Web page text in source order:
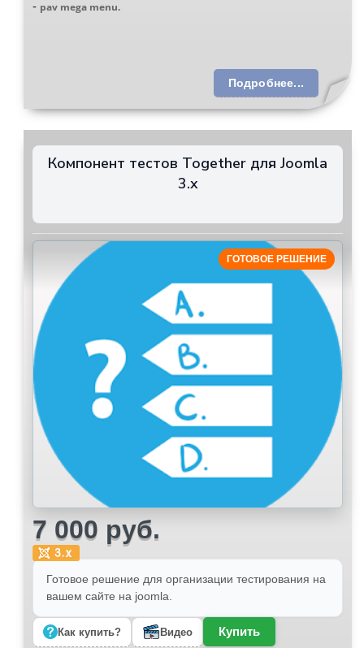
- pav mega menu.
Подробнее...
Компонент тестов Together для Joomla
3.x
ГОТОВОЕ РЕШЕНИЕ
7 000 руб.
Готовое решение для организации тестирования на
вашем сайте на joomla.
Как купить? Видео Купить